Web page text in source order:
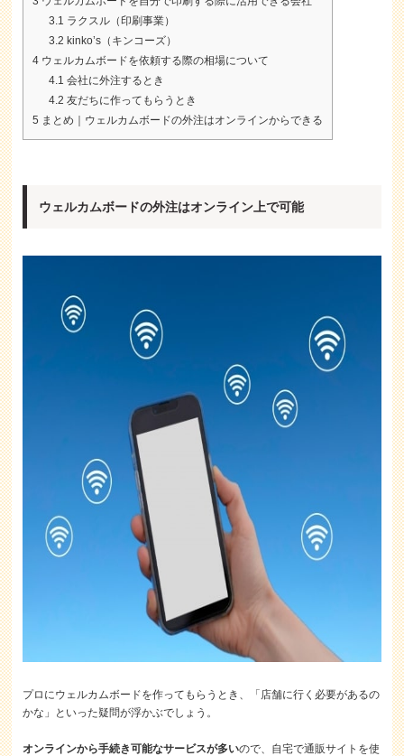
3.1 ラクスル（印刷事業）
3.2 kinko’s（キンコーズ）
4 ウェルカムボードを依頼する際の相場について
4.1 会社に外注するとき
4.2 友だちに作ってもらうとき
5 まとめ｜ウェルカムボードの外注はオンラインからできる
ウェルカムボードの外注はオンライン上で可能
プロにウェルカムボードを作ってもらうとき、「店舗に行く必要があるの
かな」といった疑問が浮かぶでしょう。
オンラインから手続き可能なサービスが多いので、自宅で通販サイトを使